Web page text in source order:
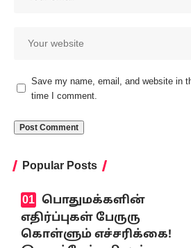
Save my name, email, and website in
time I comment.
Popular Posts
பொதுமக்களின்
எதிர்ப்புகள் பேருரு
கொள்ளும் எச்சரிக்கை!